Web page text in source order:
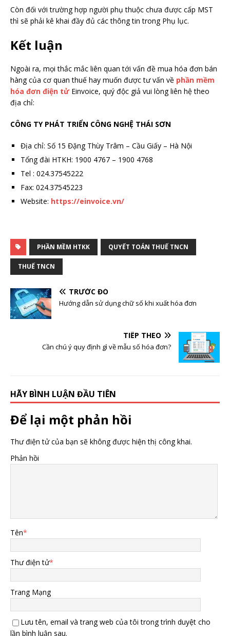
Còn đối với trường hợp người phụ thuộc chưa được cấp MST
thì sẽ phải kê khai đầy đủ các thông tin trong Phụ lục.
Kết luận
Ngoài ra, mọi thắc mắc liên quan tới vấn đề mua hóa đơn bán
hàng của cơ quan thuế hay muốn được tư vấn về phần mềm
hóa đơn điện tửEinvoice, quý độc giả vui lòng liên hệ theo
địa chỉ:
CÔNG TY PHÁT TRIỂN CÔNG NGHỆ THÁI SƠN
Địa chỉ: Số 15 Đặng Thùy Trâm – Cầu Giấy – Hà Nội
Tổng đài HTKH: 1900 4767 – 1900 4768
Tel : 024.37545222
Fax: 024.37545223
Website: https://einvoice.vn/
PHẦN MỀM HTKK QUYẾT TOÁN THUẾ TNCN
THUẾ TNCN
TRƯỚC ĐÓ
Hướng dẫn sử dụng chữ số khi xuất hóa đơn
TIẾP THEO
Cần chú ý quy định gì về mẫu số hóa đơn?
HÃY BÌNH LUẬN ĐẦU TIÊN
Để lại một phản hồi
Thư điện tử của bạn sẽ không được hiện thị công khai.
Phản hồi
Tên*
Thư điện tử*
Trang Mạng
Lưu tên, email và trang web của tôi trong trình duyệt cho
lần bình luận sau.